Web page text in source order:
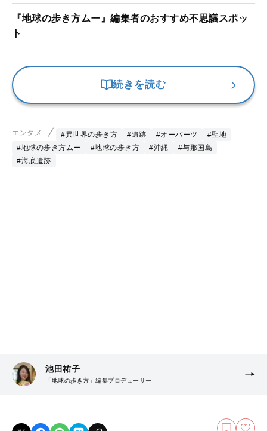
『地球の歩き方ムー』編集者のおすすめ不思議スポッ
ト
続きを読む
エンタメ #異世界の歩き方 #遺跡 #オーパーツ
#聖地
#地球の歩き方ムー
#地球の歩き方 #沖縄
#与那国島
#海底遺跡
池田祐子
「地球の歩き方」編集プロデューサー